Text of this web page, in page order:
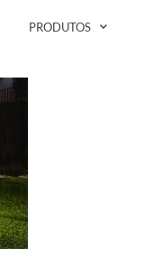
PRODUTOS